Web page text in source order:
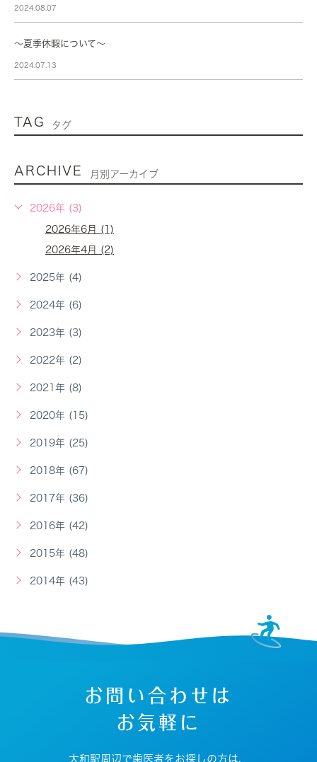
2024.08.07
～夏季休暇について～
2024.07.13
TAG タグ
ARCHIVE 月別アーカイブ
2026年 (3)
2026年6月 (1)
2026年4月 (2)
2025年 (4)
2024年 (6)
2023年 (3)
2022年 (2)
2021年 (8)
2020年 (15)
2019年 (25)
2018年 (67)
2017年 (36)
2016年 (42)
2015年 (48)
2014年 (43)
お問い合わせは
お気軽に
大和駅周辺で歯医者をお探しの方は、